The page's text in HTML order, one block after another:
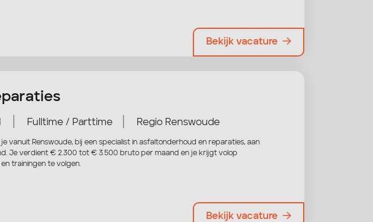
Bekijk vacature
Fulltime / Parttime Regio Renswoude
vanuit Renswoude, bij een specialist in asfaltonderhoud en reparaties, aan
Je verdient € 2.300 tot € 3.500 bruto per maand en je krijgt volop
trainingen te volgen.
Bekijk vacature